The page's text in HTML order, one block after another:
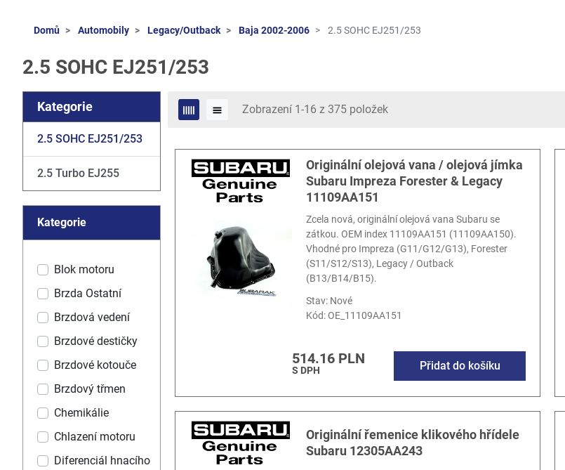
Domů Automobily Legacy/Outback Baja 2002-2006 2.5 SOHC EJ251/253
2.5 SOHC EJ251/253
Kategorie
2.5 SOHC EJ251/253
2.5 Turbo EJ255
Kategorie
Blok motoru
Brzda Ostatní
Brzdová vedení
Brzdové destičky
Brzdové kotouče
Brzdový třmen
Chemikálie
Chlazení motoru
Diferenciál hnacího
Zobrazení 1-16 z 375 položek
Originální olejová vana / olejová jímka
Subaru Impreza Forester & Legacy
11109AA151
Zcela nová, originální olejová vana Subaru se
zátkou. OEM index 11109AA151 (11109AA150).
Vhodné pro Impreza (G11/G12/G13), Forester
(S11/S12/S13), Legacy / Outback
(B13/B14/B15).
Stav: Nové
Kód:OE_11109AA151
514.16 PLN
S DPH Přidat do košíku
Originální řemenice klikového hřídele
Subaru 12305AA243